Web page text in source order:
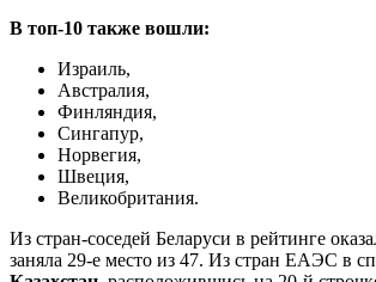
В топ-10 также вошли:
Израиль,
Австралия,
Финляндия,
Сингапур,
Норвегия,
Швеция,
Великобритания.
Из стран-соседей Беларуси в рейтинге
заняла 29-е место из 47. Из стран ЕАЭС в